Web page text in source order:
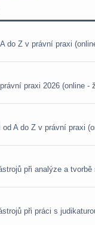
do Z v právní praxi
praxi 2026 (online -
od A do Z v právní praxi
při analýze a
při práci s